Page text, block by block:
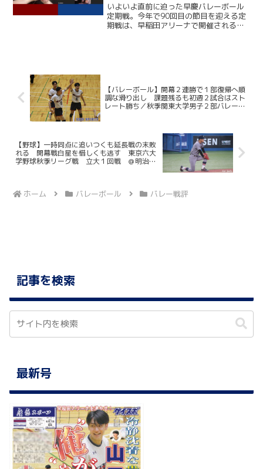
いよいよ直前に迫った早慶バレーボール
定期戦。今年で90回目の節目を迎える定
期戦は、早稲田アリーナで開催される。
【バレーボール】開幕２連勝で１部復帰へ順
調な滑り出し 課題残るも初週２試合はスト
レート勝ち／秋季関東大学男子２部バレーボ
【野球】一時同点に追いつくも延長戦の末敗
れる 開幕戦白星を惜しくも逃す 東京六大
学野球秋季リーグ戦 立大１回戦 ＠明治神
ホーム バレーボール バレー戦評
記事を検索
最新号